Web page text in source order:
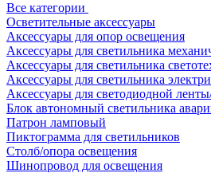
Все категории
Осветительные аксессуары
Аксессуары для опор освещения
Аксессуары для светильника
Аксессуары для светильника
Аксессуары для светильника
Аксессуары для светодиодной
Блок автономный светильника
Патрон ламповый
Пиктограмма для светильников
Столб/опора освещения
Шинопровод для освещения